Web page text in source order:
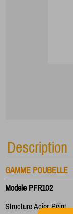
Description
GAMME POUBELLE
Modele PFR102
Structure Acier Peint